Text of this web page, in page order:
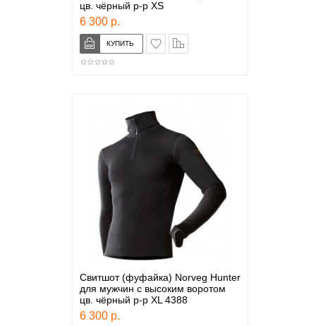
цв. чёрный р-р XS
6 300 р.
в закладки
Свитшот (фуфайка) Norveg Hunter
для мужчин с высоким воротом
цв. чёрный р-р XL 4388
6 300 р.